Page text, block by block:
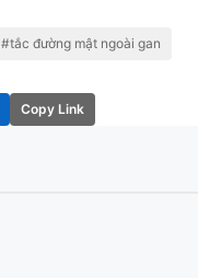
#tắc đường mật ngoài gan
Copy Link